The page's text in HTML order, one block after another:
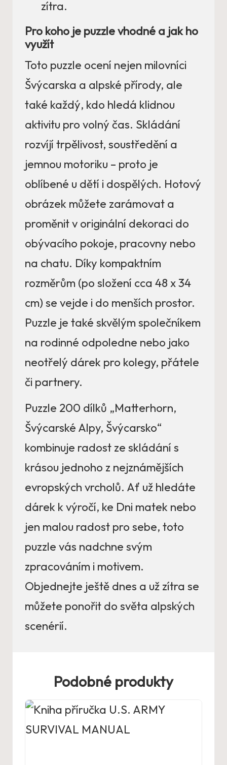
zítra.
Pro koho je puzzle vhodné a jak ho
využít
Toto puzzle ocení nejen milovníci
Švýcarska a alpské přírody, ale
také každý, kdo hledá klidnou
aktivitu pro volný čas. Skládání
rozvíjí trpělivost, soustředění a
jemnou motoriku – proto je
oblíbené u dětí i dospělých. Hotový
obrázek můžete zarámovat a
proměnit v originální dekoraci do
obývacího pokoje, pracovny nebo
na chatu. Díky kompaktním
rozměrům (po složení cca 48 x 34
cm) se vejde i do menších prostor.
Puzzle je také skvělým společníkem
na rodinné odpoledne nebo jako
neotřelý dárek pro kolegy, přátele
či partnery.
Puzzle 200 dílků „Matterhorn,
Švýcarské Alpy, Švýcarsko“
kombinuje radost ze skládání s
krásou jednoho z nejznámějších
evropských vrcholů. Ať už hledáte
dárek k výročí, ke Dni matek nebo
jen malou radost pro sebe, toto
puzzle vás nadchne svým
zpracováním i motivem.
Objednejte ještě dnes a už zítra se
můžete ponořit do světa alpských
scenérií.
Podobné produkty